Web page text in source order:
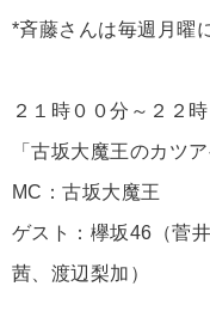
*斉藤さんは毎週月曜
２１時００分～２２
「古坂大魔王のカツ
MC：古坂大魔王
ゲスト：欅坂46（菅
茜、渡辺梨加）